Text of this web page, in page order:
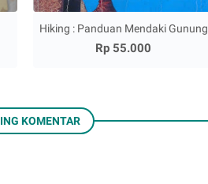
Hiking : Panduan Mendaki Gunung
Rp 55.000
KOMENTAR